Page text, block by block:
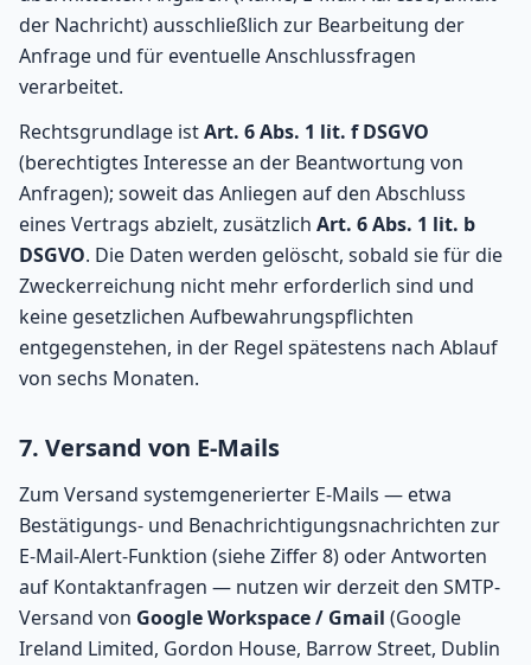
der Nachricht) ausschließlich zur Bearbeitung der
Anfrage und für eventuelle Anschlussfragen
verarbeitet.
Rechtsgrundlage istArt. 6 Abs. 1 lit. f DSGVO
(berechtigtes Interesse an der Beantwortung von
Anfragen); soweit das Anliegen auf den Abschluss
eines Vertrags abzielt, zusätzlich Art. 6 Abs. 1 lit. b
DSGVO. Die Daten werden gelöscht, sobald sie für die
Zweckerreichung nicht mehr erforderlich sind und
keine gesetzlichen Aufbewahrungspflichten
entgegenstehen, in der Regel spätestens nach Ablauf
von sechs Monaten.
7. Versand von E-Mails
Zum Versand systemgenerierter E-Mails — etwa
Bestätigungs- und Benachrichtigungsnachrichten zur
E-Mail-Alert-Funktion (siehe Ziffer 8) oder Antworten
auf Kontaktanfragen — nutzen wir derzeit den SMTP-
Versand von Google Workspace / Gmail (Google
Ireland Limited, Gordon House, Barrow Street, Dublin